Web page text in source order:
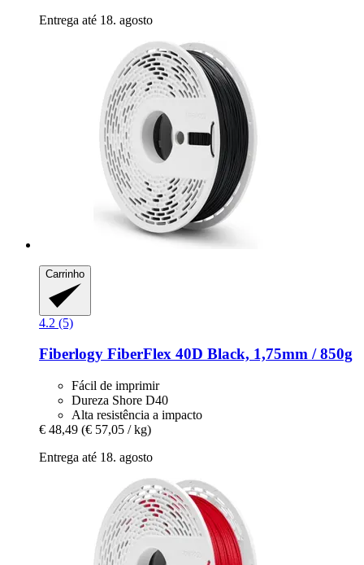
Entrega até 18. agosto
Carrinho
4.2 (5)
Fiberlogy FiberFlex 40D Black, 1,75mm / 850g
Fácil de imprimir
Dureza Shore D40
Alta resistência a impacto
€ 48,49 (€ 57,05 / kg)
Entrega até 18. agosto